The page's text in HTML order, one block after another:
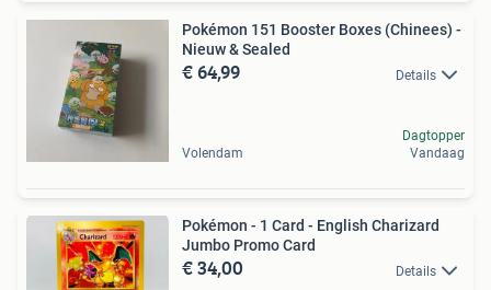
Pokémon 151 Booster Boxes (Chinees) -
Nieuw & Sealed
€ 64,99 Details
Volendam
Dagtopper
Vandaag
Pokémon - 1 Card - English Charizard
Jumbo Promo Card
€ 34,00 Details